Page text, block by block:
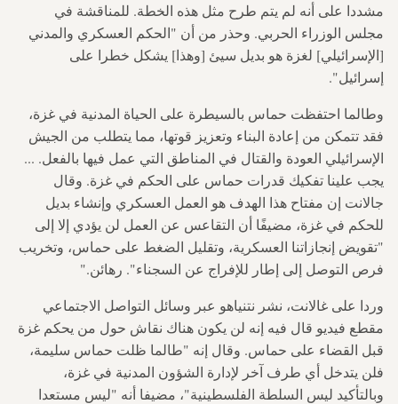
مشددا على أنه لم يتم طرح مثل هذه الخطة. للمناقشة في
مجلس الوزراء الحربي. وحذر من أن "الحكم العسكري والمدني
[الإسرائيلي] لغزة هو بديل سيئ [وهذا] يشكل خطرا على
إسرائيل".
وطالما احتفظت حماس بالسيطرة على الحياة المدنية في غزة،
فقد تتمكن من إعادة البناء وتعزيز قوتها، مما يتطلب من الجيش
الإسرائيلي العودة والقتال في المناطق التي عمل فيها بالفعل. ...
يجب علينا تفكيك قدرات حماس على الحكم في غزة. وقال
جالانت إن مفتاح هذا الهدف هو العمل العسكري وإنشاء بديل
للحكم في غزة، مضيفًا أن التقاعس عن العمل لن يؤدي إلا إلى
"تقويض إنجازاتنا العسكرية، وتقليل الضغط على حماس، وتخريب
فرص التوصل إلى إطار للإفراج عن السجناء". رهائن."
وردا على غالانت، نشر نتنياهو عبر وسائل التواصل الاجتماعي
مقطع فيديو قال فيه إنه لن يكون هناك نقاش حول من يحكم غزة
قبل القضاء على حماس. وقال إنه "طالما ظلت حماس سليمة،
فلن يتدخل أي طرف آخر لإدارة الشؤون المدنية في غزة،
وبالتأكيد ليس السلطة الفلسطينية"، مضيفا أنه "ليس مستعدا